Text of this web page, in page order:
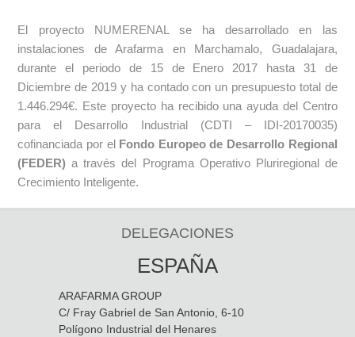
El proyecto NUMERENAL se ha desarrollado en las
instalaciones de Arafarma en Marchamalo, Guadalajara,
durante el periodo de 15 de Enero 2017 hasta 31 de
Diciembre de 2019 y ha contado con un presupuesto total de
1.446.294€. Este proyecto ha recibido una ayuda del Centro
para el Desarrollo Industrial (CDTI – IDI-20170035)
cofinanciada por el Fondo Europeo de Desarrollo Regional
(FEDER) a través del Programa Operativo Pluriregional de
Crecimiento Inteligente.
DELEGACIONES
ESPAÑA
ARAFARMA GROUP
C/ Fray Gabriel de San Antonio, 6-10
Polígono Industrial del Henares